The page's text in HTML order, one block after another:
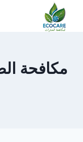
التجاوز
مكافحة